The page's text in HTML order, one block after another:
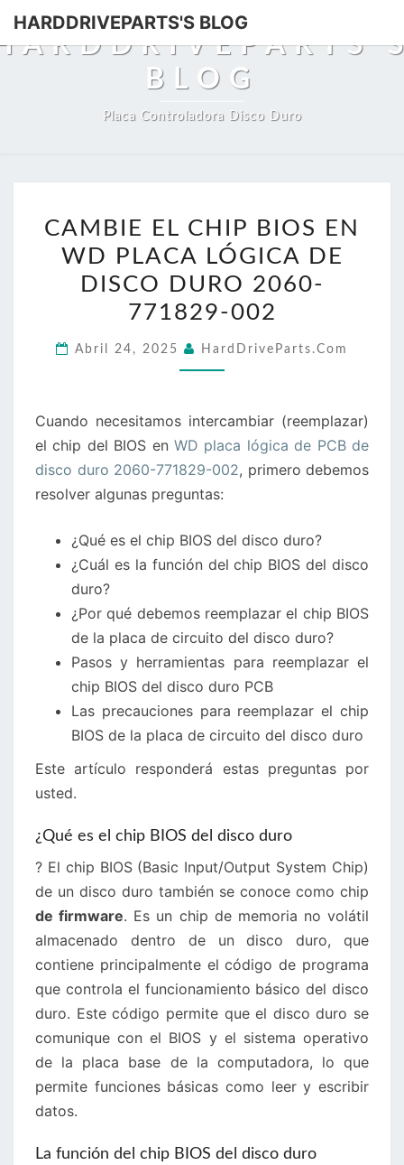
HARDDRIVEPARTS'S BLOG
BLOG
Placa Controladora Disco Duro
EL
CHIP
BIOS
EN
PLACA
DISCO
DURO
2060-
771829-
CAMBIE EL CHIP BIOS EN
WD PLACA LÓGICA DE
DISCO DURO 2060-
771829-002
Abril 24, 2025 HardDriveParts.com
Cuando necesitamos intercambiar (reemplazar)
el chip del BIOS en WD placa lógica de PCB de
disco duro 2060-771829-002, primero debemos
resolver algunas preguntas:
¿Qué es el chip BIOS del disco duro?
¿Cuál es la función del chip BIOS del disco
duro?
¿Por qué debemos reemplazar el chip BIOS
de la placa de circuito del disco duro?
Pasos y herramientas para reemplazar el
chip BIOS del disco duro PCB
Las precauciones para reemplazar el chip
BIOS de la placa de circuito del disco duro
Este artículo responderá estas preguntas por
usted.
¿Qué es el chip BIOS del disco duro
? El chip BIOS (Basic Input/Output System Chip)
de un disco duro también se conoce como chip
de firmware. Es un chip de memoria no volátil
almacenado dentro de un disco duro, que
contiene principalmente el código de programa
que controla el funcionamiento básico del disco
duro. Este código permite que el disco duro se
comunique con el BIOS y el sistema operativo
de la placa base de la computadora, lo que
permite funciones básicas como leer y escribir
datos.
La función del chip BIOS del disco duro